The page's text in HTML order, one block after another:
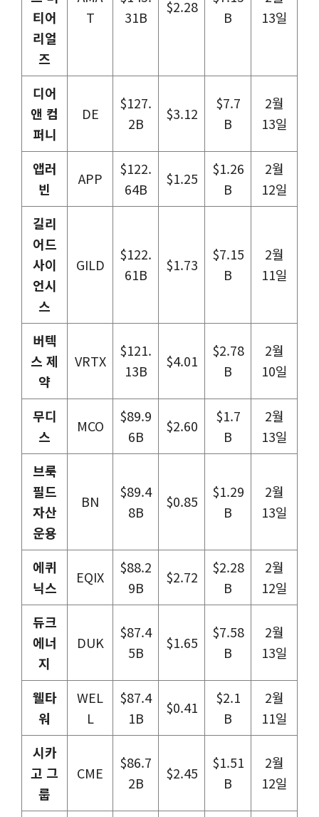
티어
리얼
즈
T
31B
$2.28
B
13일
디어
앤 컴
퍼니
DE
$127.
2B
$3.12
$7.7
B
2월
13일
앱러
빈
APP
$122.
64B
$1.25
$1.26
B
2월
12일
길리
어드
사이
언시
스
GILD
$122.
61B
$1.73
$7.15
B
2월
11일
버텍
스 제
약
VRTX
$121.
13B
$4.01
$2.78
B
2월
10일
무디
스
MCO
$89.9
6B
$2.60
$1.7
B
2월
13일
브룩
필드
자산
운용
BN
$89.4
8B
$0.85
$1.29
B
2월
13일
에퀴
닉스
EQIX
$88.2
9B
$2.72
$2.28
B
2월
12일
듀크
에너
지
DUK
$87.4
5B
$1.65
$7.58
B
2월
13일
웰타
워
WEL
L
$87.4
1B
$0.41
$2.1
B
2월
11일
시카
고 그
룹
CME
$86.7
2B
$2.45
$1.51
B
2월
12일